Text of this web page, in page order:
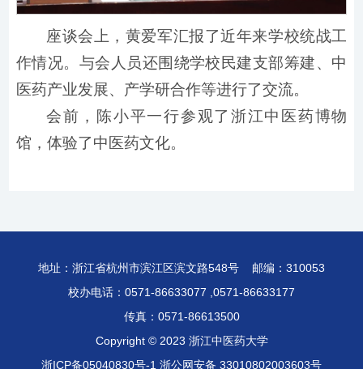
座谈会上，黄爱军汇报了近年来学校统战工
作情况。与会人员还围绕学校民建支部筹建、中
医药产业发展、产学研合作等进行了交流。
会前，陈小平一行参观了浙江中医药博物
馆，体验了中医药文化。
地址：浙江省杭州市滨江区滨文路548号 邮编：310053
校办电话：0571-86633077 ,0571-86633177
传真：0571-86613500
Copyright © 2023 浙江中医药大学
浙ICP备05040830号-1 浙公网安备 33010802003603号